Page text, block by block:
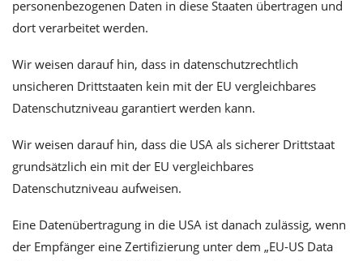
personenbezogenen Daten in diese Staaten übertragen und
dort verarbeitet werden.
Wir weisen darauf hin, dass in datenschutzrechtlich
unsicheren Drittstaaten kein mit der EU vergleichbares
Datenschutzniveau garantiert werden kann.
Wir weisen darauf hin, dass die USA als sicherer Drittstaat
grundsätzlich ein mit der EU vergleichbares
Datenschutzniveau aufweisen.
Eine Datenübertragung in die USA ist danach zulässig, wenn
der Empfänger eine Zertifizierung unter dem „EU-US Data